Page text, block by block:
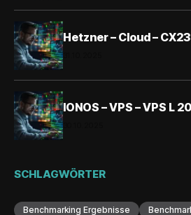
Hetzner – Cloud –
IONOS – VPS – VPS L
SCHLAGWÖRTER
Benchmarking Ergebnisse